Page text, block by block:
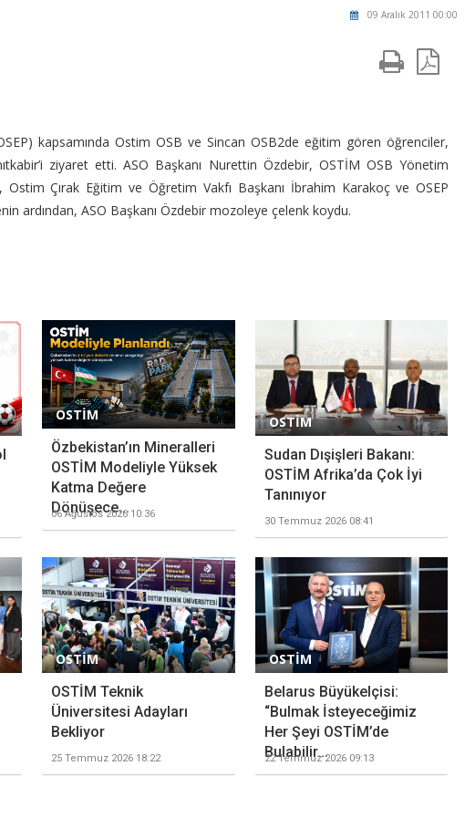
09 Aralık 2011 00:00
kapsamında Ostim OSB ve Sincan OSB2de eğitim gören öğrenciler,
ziyaret etti. ASO Başkanı Nurettin Özdebir, OSTİM OSB Yönetim
Ostim Çırak Eğitim ve Öğretim Vakfı Başkanı İbrahim Karakoç ve OSEP
ardından, ASO Başkanı Özdebir mozoleye çelenk koydu.
OSTİM
Özbekistan’ın Mineralleri
OSTİM Modeliyle Yüksek
Katma Değere
Dönüşece...
06 Ağustos 2026 10:36
OSTİM
Sudan Dışişleri Bakanı:
OSTİM Afrika’da Çok İyi
Tanınıyor
30 Temmuz 2026 08:41
OSTİM
OSTİM Teknik
Üniversitesi Adayları
Bekliyor
25 Temmuz 2026 18:22
OSTİM
Belarus Büyükelçisi:
“Bulmak İsteyeceğimiz
Her Şeyi OSTİM’de
Bulabilir...
22 Temmuz 2026 09:13